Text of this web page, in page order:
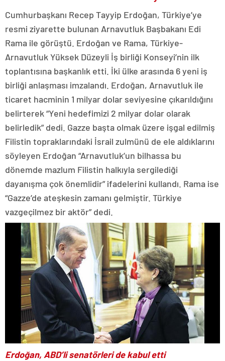
Cumhurbaşkanı Recep Tayyip Erdoğan, Türkiye’ye
resmi ziyarette bulunan Arnavutluk Başbakanı Edi
Rama ile görüştü. Erdoğan ve Rama, Türkiye-
Arnavutluk Yüksek Düzeyli İş birliği Konseyi’nin ilk
toplantısına başkanlık etti. İki ülke arasında 6 yeni iş
birliği anlaşması imzalandı. Erdoğan, Arnavutluk ile
ticaret hacminin 1 milyar dolar seviyesine çıkarıldığını
belirterek “Yeni hedefimizi 2 milyar dolar olarak
belirledik” dedi. Gazze başta olmak üzere işgal edilmiş
Filistin topraklarındaki İsrail zulmünü de ele aldıklarını
söyleyen Erdoğan “Arnavutluk’un bilhassa bu
dönemde mazlum Filistin halkıyla sergilediği
dayanışma çok önemlidir” ifadelerini kullandı. Rama ise
“Gazze’de ateşkesin zamanı gelmiştir. Türkiye
vazgeçilmez bir aktör” dedi.
Erdoğan, ABD’li senatörleri de kabul etti